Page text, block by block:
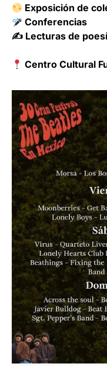
Exposición de
Conferencias
✍️ Lecturas de
Centro Cultural